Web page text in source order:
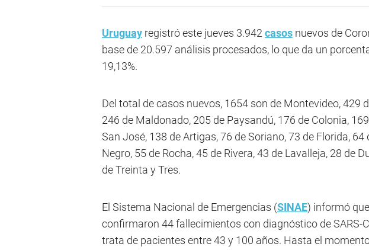
Uruguay registró este jueves 3.942casos nuevos de
base de 20.597 análisis procesados, lo que da un
19,13%.
Del total de casos nuevos, 1654 son de Montevideo, 429
246 de Maldonado, 205 de Paysandú, 176 de Colonia,
San José, 138 de Artigas, 76 de Soriano, 73 de Florida, 64
Negro, 55 de Rocha, 45 de Rivera, 43 de Lavalleja, 28 de
de Treinta y Tres.
El Sistema Nacional de Emergencias (SINAE) informó
confirmaron 44 fallecimientos con diagnóstico de SARS-
trata de pacientes entre 43 y 100 años. Hasta el